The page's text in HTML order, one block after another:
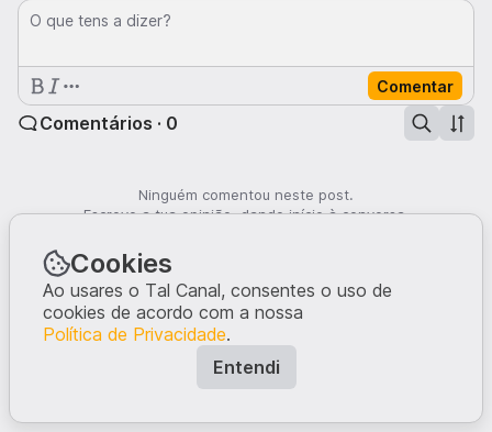
O que tens a dizer?
Comentar
Comentários · 0
Ninguém comentou neste post.
Escreve a tua opinião, dando início à conversa.
Cookies
Ao usares o Tal Canal, consentes o uso de
cookies de acordo com a nossa
Política de Privacidade.
Entendi